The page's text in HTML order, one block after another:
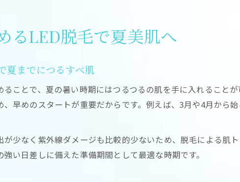
LED脱毛の効果と施術回数のリ
LED脱毛の効果を実感で
個人差のある脱毛効果と
LED脱毛は敏感肌にもや
るLED脱毛で夏美肌へ
夏までにつるすべ肌
ることで、夏の暑い時期にはつるつるの肌を手に入れること
、早めのスタートが重要だからです。例えば、3月や4月から
が少なく紫外線ダメージも比較的少ないため、脱毛による肌
い日差しに備えた準備期間として最適な時期です。